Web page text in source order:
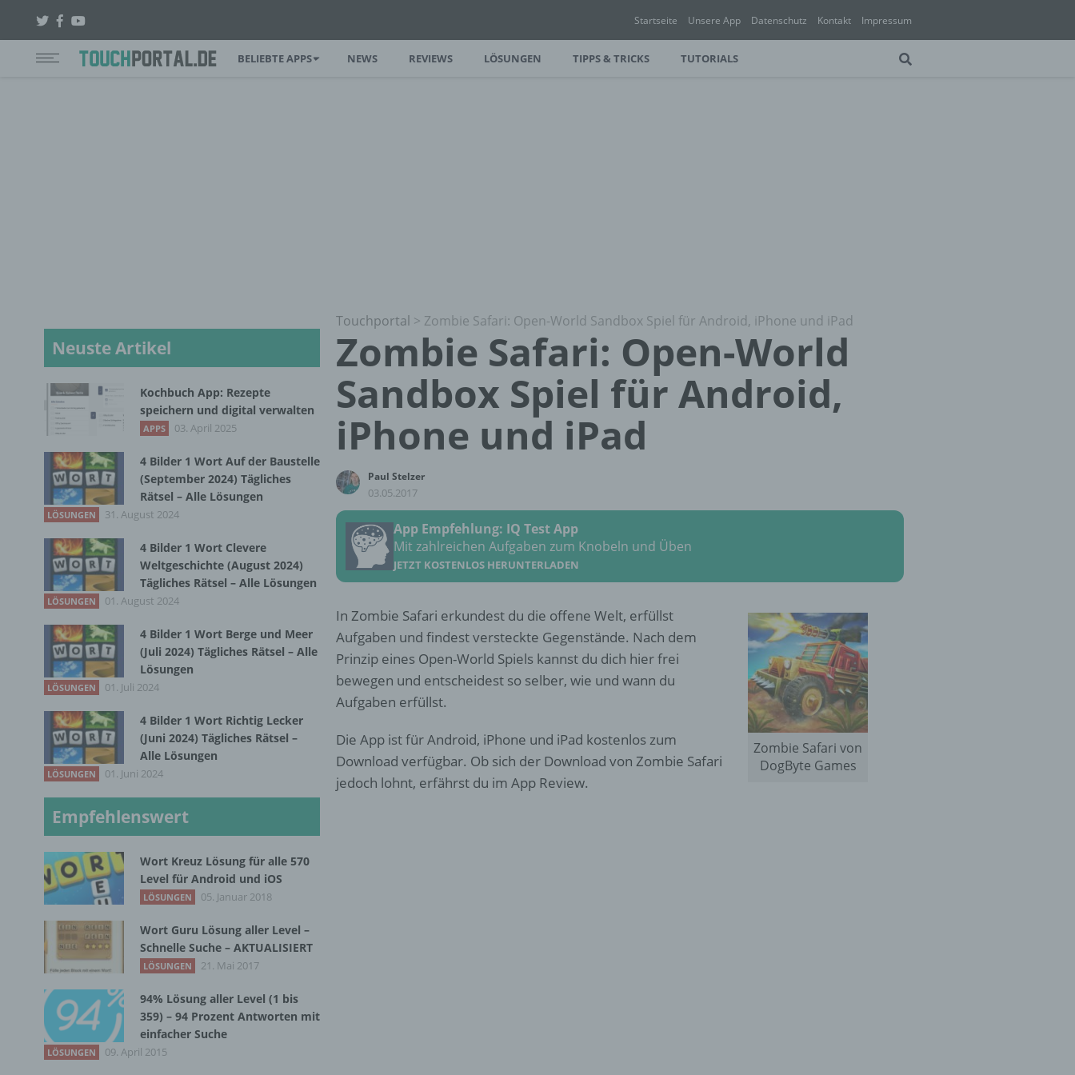
Startseite Unsere App Datenschutz Kontakt Impressum
BELIEBTE APPS NEWS REVIEWS LÖSUNGEN TIPPS & TRICKS TUTORIALS
Touchportal > Zombie Safari: Open-World Sandbox Spiel für Android, iPhone und iPad
Zombie Safari: Open-World
Sandbox Spiel für Android,
iPhone und iPad
Paul Stelzer
03.05.2017
App Empfehlung: IQ Test App
Mit zahlreichen Aufgaben zum Knobeln und Üben
JETZT KOSTENLOS HERUNTERLADEN
Zombie Safari von
DogByte Games
In Zombie Safari erkundest du die offene Welt, erfüllst
Aufgaben und findest versteckte Gegenstände. Nach dem
Prinzip eines Open-World Spiels kannst du dich hier frei
bewegen und entscheidest so selber, wie und wann du
Aufgaben erfüllst.
Die App ist für Android, iPhone und iPad kostenlos zum
Download verfügbar. Ob sich der Download von Zombie Safari
jedoch lohnt, erfährst du im App Review.
Neuste Artikel
Kochbuch App: Rezepte
speichern und digital verwalten
APPS 03. April 2025
4 Bilder 1 Wort Auf der Baustelle
(September 2024) Tägliches
Rätsel – Alle Lösungen
LÖSUNGEN 31. August 2024
4 Bilder 1 Wort Clevere
Weltgeschichte (August 2024)
Tägliches Rätsel – Alle Lösungen
LÖSUNGEN 01. August 2024
4 Bilder 1 Wort Berge und Meer
(Juli 2024) Tägliches Rätsel – Alle
Lösungen
LÖSUNGEN 01. Juli 2024
4 Bilder 1 Wort Richtig Lecker
(Juni 2024) Tägliches Rätsel –
Alle Lösungen
LÖSUNGEN 01. Juni 2024
Empfehlenswert
Wort Kreuz Lösung für alle 570
Level für Android und iOS
LÖSUNGEN 05. Januar 2018
Wort Guru Lösung aller Level –
Schnelle Suche – AKTUALISIERT
LÖSUNGEN 21. Mai 2017
94% Lösung aller Level (1 bis
359) – 94 Prozent Antworten mit
einfacher Suche
LÖSUNGEN 09. April 2015